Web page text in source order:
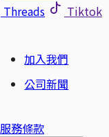
Threads
Tiktok
加入我們
公司新聞
服務條款